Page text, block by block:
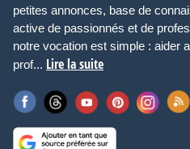
petites annonces, base de
active de passionnés et de
notre vocation est simple : aider
prof... Lire la suite